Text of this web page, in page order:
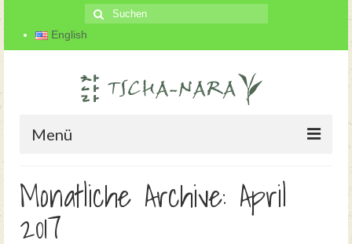
Suche
nach:
English
Menü
Startseite
Der Teegarten
Monatliche Archive: April
2017